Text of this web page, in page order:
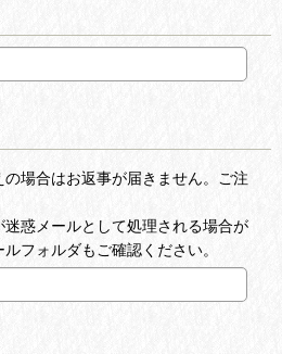
の場合はお返事が届きません。ご注
迷惑メールとして処理される場合が
フォルダもご確認ください。